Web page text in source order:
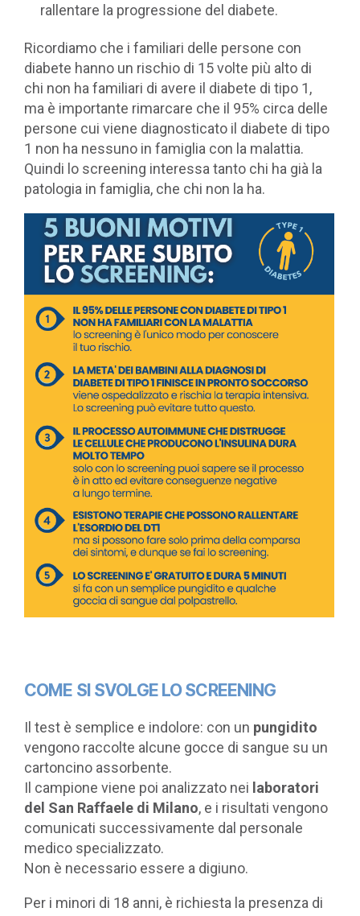
rallentare la progressione del diabete.
Ricordiamo che i familiari delle persone con
diabete hanno un rischio di 15 volte più alto di
chi non ha familiari di avere il diabete di tipo 1,
ma è importante rimarcare che il 95% circa delle
persone cui viene diagnosticato il diabete di tipo
1 non ha nessuno in famiglia con la malattia.
Quindi lo screening interessa tanto chi ha già la
patologia in famiglia, che chi non la ha.
COME SI SVOLGE LO SCREENING
Il test è semplice e indolore: con un pungidito
vengono raccolte alcune gocce di sangue su un
cartoncino assorbente.
Il campione viene poi analizzato nei laboratori
del San Raffaele di Milano, e i risultati vengono
comunicati successivamente dal personale
medico specializzato.
Non è necessario essere a digiuno.
Per i minori di 18 anni, è richiesta la presenza di